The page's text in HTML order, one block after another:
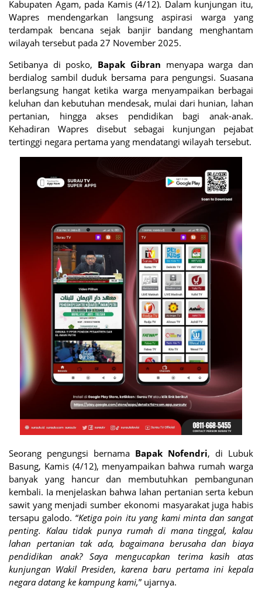
Kabupaten Agam, pada Kamis (4/12). Dalam kunjungan itu,
Wapres mendengarkan langsung aspirasi warga yang
terdampak bencana sejak banjir bandang menghantam
wilayah tersebut pada 27 November 2025.
Setibanya di posko, Bapak Gibran menyapa warga dan
berdialog sambil duduk bersama para pengungsi. Suasana
berlangsung hangat ketika warga menyampaikan berbagai
keluhan dan kebutuhan mendesak, mulai dari hunian, lahan
pertanian, hingga akses pendidikan bagi anak-anak.
Kehadiran Wapres disebut sebagai kunjungan pejabat
tertinggi negara pertama yang mendatangi wilayah tersebut.
Seorang pengungsi bernama Bapak Nofendri, di Lubuk
Basung, Kamis (4/12), menyampaikan bahwa rumah warga
banyak yang hancur dan membutuhkan pembangunan
kembali. Ia menjelaskan bahwa lahan pertanian serta kebun
sawit yang menjadi sumber ekonomi masyarakat juga habis
tersapu galodo. “Ketiga poin itu yang kami minta dan sangat
penting. Kalau tidak punya rumah di mana tinggal, kalau
lahan pertanian tak ada, bagaimana berusaha dan biaya
pendidikan anak? Saya mengucapkan terima kasih atas
kunjungan Wakil Presiden, karena baru pertama ini kepala
negara datang ke kampung kami,” ujarnya.